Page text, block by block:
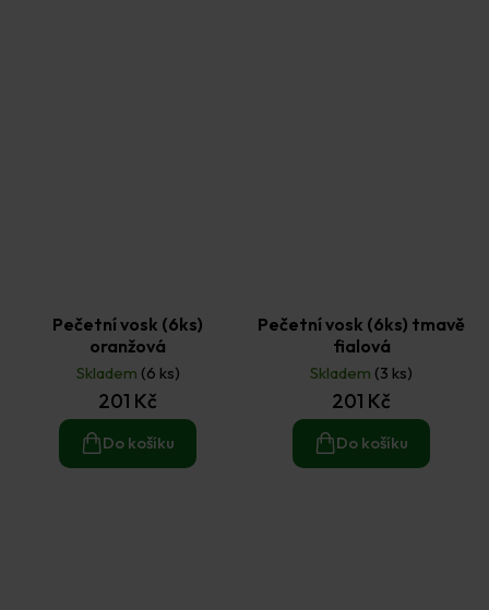
Pečetní vosk (6ks)
oranžová
Skladem (6 ks)
201 Kč
Do košíku
Pečetní vosk (6ks) tmavě
fialová
Skladem (3 ks)
201 Kč
Do košíku